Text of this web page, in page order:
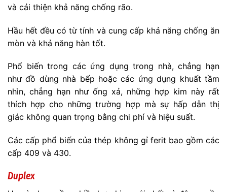
và cải thiện khả năng chống rão.
Hầu hết đều có từ tính và cung cấp khả năng chống ăn
mòn và khả năng hàn tốt.
Phổ biến trong các ứng dụng trong nhà, chẳng hạn
như đồ dùng nhà bếp hoặc các ứng dụng khuất tầm
nhìn, chẳng hạn như ống xả, những hợp kim này rất
thích hợp cho những trường hợp mà sự hấp dẫn thị
giác không quan trọng bằng chi phí và hiệu suất.
Các cấp phổ biến của thép không gỉ ferit bao gồm các
cấp 409 và 430.
Duplex